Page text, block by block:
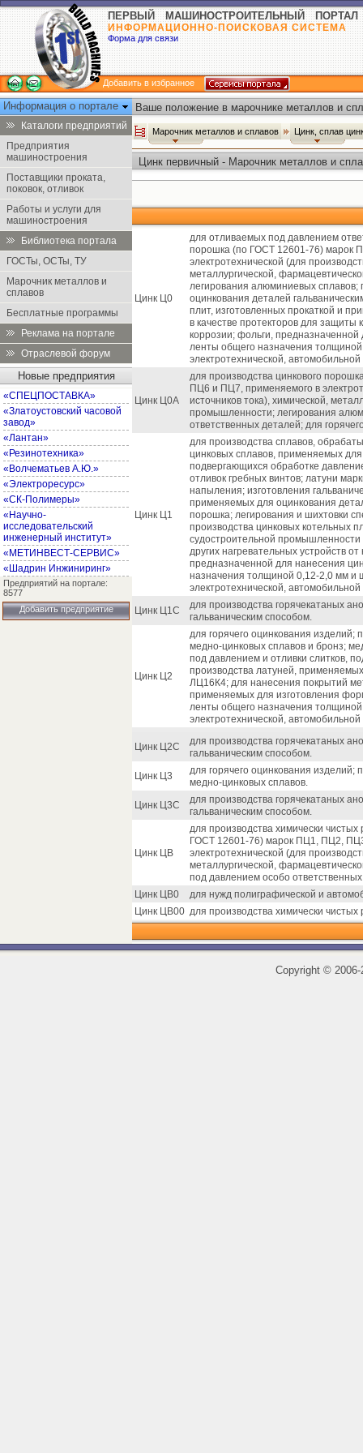
ПЕРВЫЙ МАШИНОСТРОИТЕЛЬНЫЙ ПОРТАЛ
ИНФОРМАЦИОННО-ПОИСКОВАЯ СИСТЕМА
Форма для связи
Добавить в избранное
Информация о портале
Каталоги предприятий
Предприятия
машиностроения
Поставщики проката,
поковок, отливок
Работы и услуги для
машиностроения
Библиотека портала
ГОСТы, ОСТы, ТУ
Марочник металлов и
сплавов
Бесплатные программы
Реклама на портале
Отраслевой форум
Новые предприятия
«СПЕЦПОСТАВКА»
«Златоустовский часовой
завод»
«Лантан»
«Резинотехника»
«Волчематьев А.Ю.»
«Электроресурс»
«СК-Полимеры»
«Научно-
исследовательский
инженерный институт»
«МЕТИНВЕСТ-СЕРВИС»
«Шадрин Инжиниринг»
Предприятий на портале:
8577
Добавить предприятие
Ваше положение в марочнике металлов и
Марочник металлов и сплавов Цинк, сплав
Цинк первичный - Марочник металлов и
Цинк Ц0
для отливаемых под давлением
порошка (по ГОСТ 12601-76)
электротехнической (для
металлургической,
легирования алюминиевых
оцинкования деталей
плит, изготовленных прокаткой и
в качестве протекторов для защиты
коррозии; фольги, предназначенной
ленты общего назначения
электротехнической,
Цинк Ц0А
для производства цинкового
ПЦ6 и ПЦ7, применяемого в
источников тока), химической,
промышленности; легирования
ответственных деталей; для
Цинк Ц1
для производства сплавов,
цинковых сплавов, применяемых
подвергающихся обработке
отливок гребных винтов; латуни
напыления; изготовления
применяемых для оцинкования
порошка; легирования и шихтовки
производства цинковых котельных
судостроительной промышленности
других нагревательных устройств
предназначенной для нанесения
назначения толщиной 0,12-2,0 мм
электротехнической,
Цинк Ц1С
для производства горячекатаных
гальваническим способом.
Цинк Ц2
для горячего оцинкования изделий;
медно-цинковых сплавов и бронз;
под давлением и отливки слитков,
производства латуней,
ЛЦ16К4; для нанесения покрытий
применяемых для изготовления
ленты общего назначения
электротехнической,
Цинк Ц2С
для производства горячекатаных
гальваническим способом.
Цинк Ц3
для горячего оцинкования изделий;
медно-цинковых сплавов.
Цинк Ц3С
для производства горячекатаных
гальваническим способом.
Цинк ЦВ
для производства химически
ГОСТ 12601-76) марок ПЦ1, ПЦ2,
электротехнической (для
металлургической,
под давлением особо
Цинк ЦВ0
для нужд полиграфической и
Цинк ЦВ00 для производства химически чистых
Copyright ©